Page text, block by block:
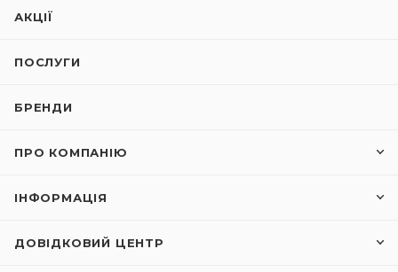
АКЦІЇ
ПОСЛУГИ
БРЕНДИ
ПРО КОМПАНІЮ
ІНФОРМАЦІЯ
ДОВІДКОВИЙ ЦЕНТР